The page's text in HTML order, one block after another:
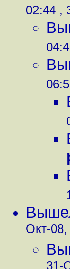
02:44 ,
Окт-